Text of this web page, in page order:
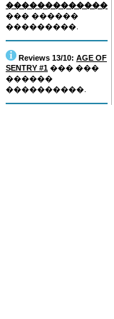
�������������
��� ������
���������.
Reviews 13/10: AGE OF
SENTRY #1 ��� ���
������
����������.